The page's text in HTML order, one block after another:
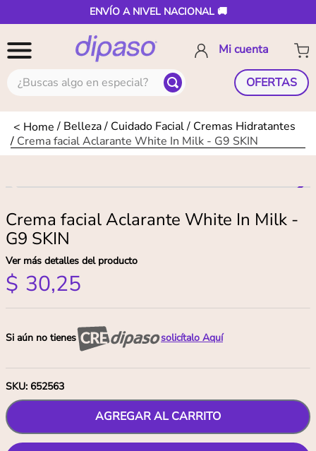
ENVÍO A NIVEL NACIONAL 🚚
¿Buscas algo en especial? OFERTAS
Belleza Cuidado Facial
Cremas Hidratantes
Crema facial Aclarante White In Milk - G9 SKIN
Crema facial Aclarante White In Milk -
G9 SKIN
Ver más detalles del producto
$ 30,25
Si aún no tienes solicítalo Aquí
SKU: 652563
AGREGAR AL CARRITO